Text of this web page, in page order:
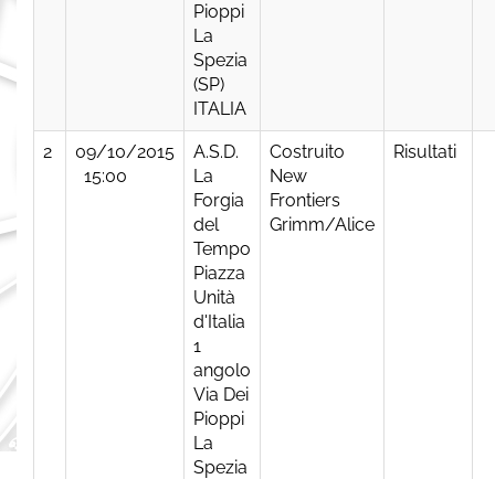
Pioppi
La
Spezia
(SP)
ITALIA
2
09/10/2015
15:00
A.S.D.
La
Forgia
del
Tempo
Piazza
Unità
d'Italia
1
angolo
Via Dei
Pioppi
La
Spezia
Costruito
New
Frontiers
Grimm/Alice
Risultati